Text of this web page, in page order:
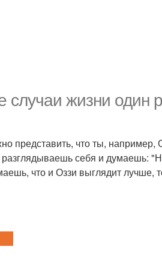
случаи жизни один
представить, что ты, например,
себя и думаешь:
что и Оззи выглядит лучше,